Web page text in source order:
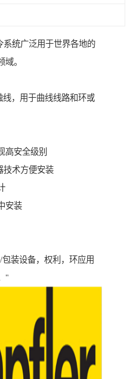
系统广泛用于世界各地的
。
线，用于曲线线路和环或
高安全级别
技术方便安装
安装
装设备，权利，环应用
"